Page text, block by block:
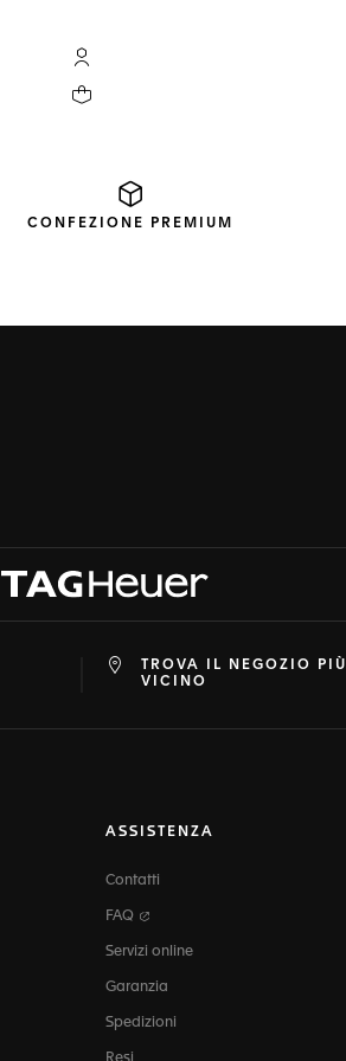
L'account My TAG Heuer
Il tuo carrello contiene 0 prodotti
CONFEZIONE PREMIUM
TROVA IL NEGOZIO PIÙ
VICINO
ASSISTENZA
Contatti
FAQ
Servizi online
Garanzia
Spedizioni